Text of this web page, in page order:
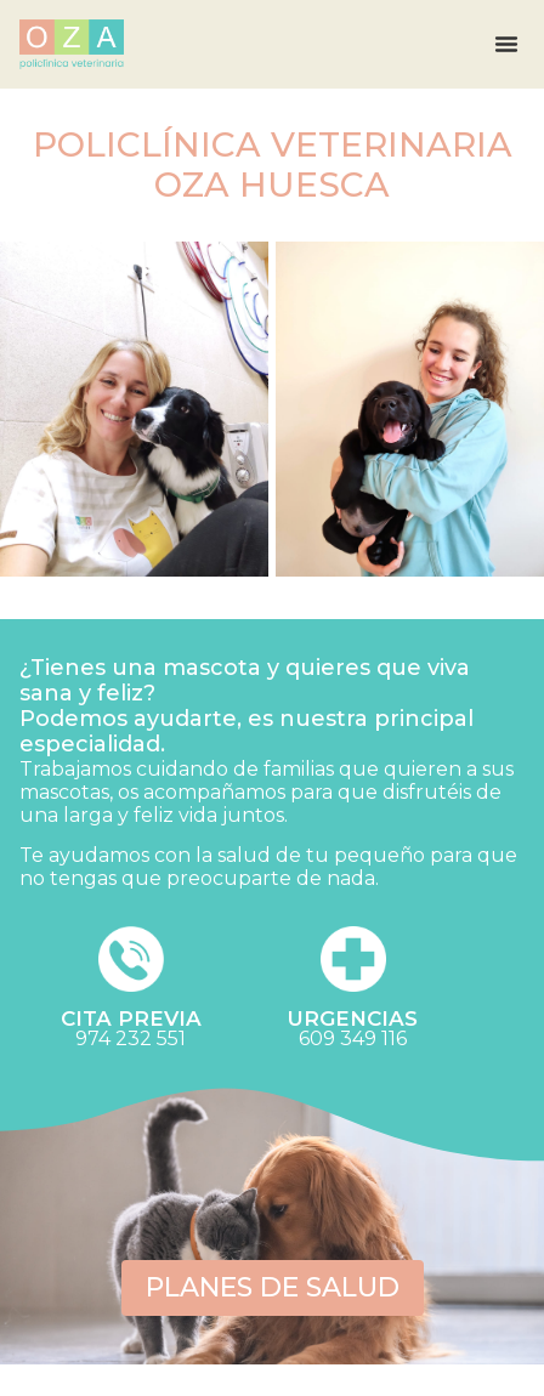
POLICLÍNICA VETERINARIA
OZA HUESCA
¿Tienes una mascota y quieres que viva
sana y feliz?
Podemos ayudarte, es nuestra principal
especialidad.
Trabajamos cuidando de familias que quieren a sus
mascotas, os acompañamos para que disfrutéis de
una larga y feliz vida juntos.
Te ayudamos con la salud de tu pequeño para que
no tengas que preocuparte de nada.
CITA PREVIA
974 232 551
URGENCIAS
609 349 116
PLANES DE SALUD